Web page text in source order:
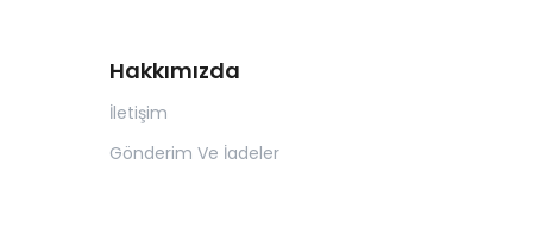
Hakkımızda
İletişim
Gönderim Ve İadeler